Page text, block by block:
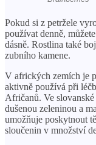
Pokud si z petržele
používat denně,
dásně. Rostlina také
zubního kamene.
V afrických zemích je
aktivně používá při
Afričanů. Ve
dušenou zeleninou a
umožňuje poskytnout
sloučenin v množství